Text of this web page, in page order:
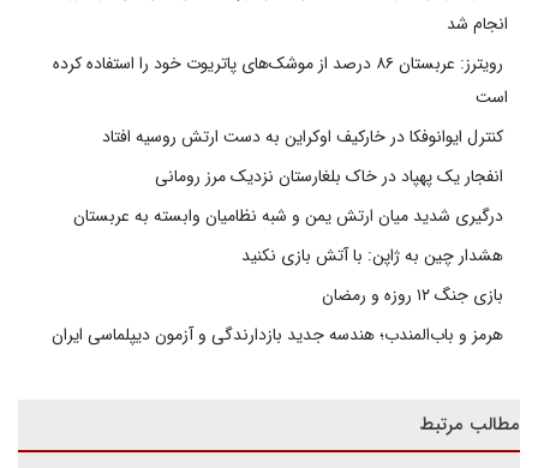
انجام شد
رویترز: عربستان ۸۶ درصد از موشک‌های پاتریوت خود را استفاده کرده
است
کنترل ایوانوفکا در خارکیف اوکراین به دست ارتش روسیه افتاد
انفجار یک پهپاد در خاک بلغارستان نزدیک مرز رومانی
درگیری شدید میان ارتش یمن و شبه نظامیان وابسته به عربستان
هشدار چین به ژاپن: با آتش بازی نکنید
بازی جنگ ۱۲ روزه و رمضان
هرمز و باب‌المندب؛ هندسه جدید بازدارندگی و آزمون دیپلماسی ایران
مطالب مرتبط